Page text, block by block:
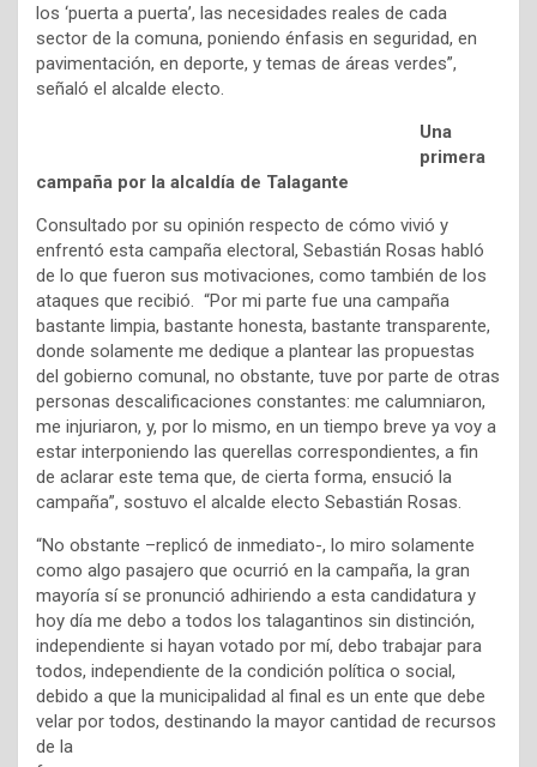
los ‘puerta a puerta’, las necesidades reales de cada
sector de la comuna, poniendo énfasis en seguridad, en
pavimentación, en deporte, y temas de áreas verdes”,
señaló el alcalde electo.
Una
primera
campaña por la alcaldía de Talagante
Consultado por su opinión respecto de cómo vivió y
enfrentó esta campaña electoral, Sebastián Rosas habló
de lo que fueron sus motivaciones, como también de los
ataques que recibió. “Por mi parte fue una campaña
bastante limpia, bastante honesta, bastante transparente,
donde solamente me dedique a plantear las propuestas
del gobierno comunal, no obstante, tuve por parte de otras
personas descalificaciones constantes: me calumniaron,
me injuriaron, y, por lo mismo, en un tiempo breve ya voy a
estar interponiendo las querellas correspondientes, a fin
de aclarar este tema que, de cierta forma, ensució la
campaña”, sostuvo el alcalde electo Sebastián Rosas.
“No obstante –replicó de inmediato-, lo miro solamente
como algo pasajero que ocurrió en la campaña, la gran
mayoría sí se pronunció adhiriendo a esta candidatura y
hoy día me debo a todos los talagantinos sin distinción,
independiente si hayan votado por mí, debo trabajar para
todos, independiente de la condición política o social,
debido a que la municipalidad al final es un ente que debe
velar por todos, destinando la mayor cantidad de recursos
de la